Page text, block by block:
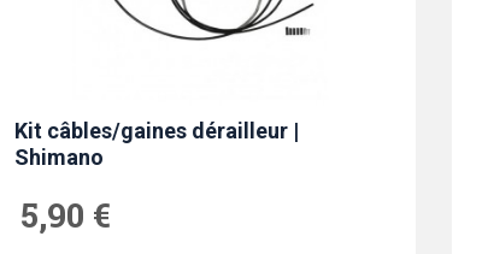
Kit câbles/gaines dérailleur |
Shimano
5,90 €